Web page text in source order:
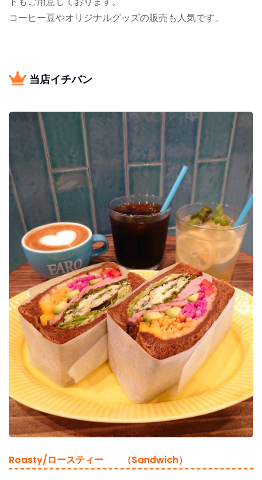
コーヒー豆やオリジナルグッズの販売も人気です。
当店イチバン
Roasty/ロースティー （Sandwich）